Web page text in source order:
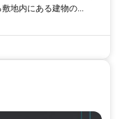
地内にある建物の...